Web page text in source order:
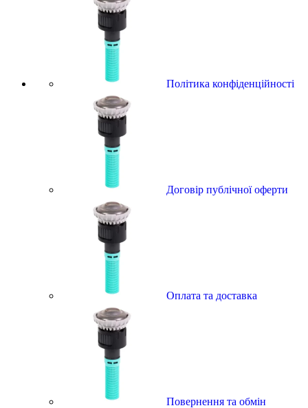
Політика конфіденційності
Договір публічної оферти
Оплата та доставка
Повернення та обмін